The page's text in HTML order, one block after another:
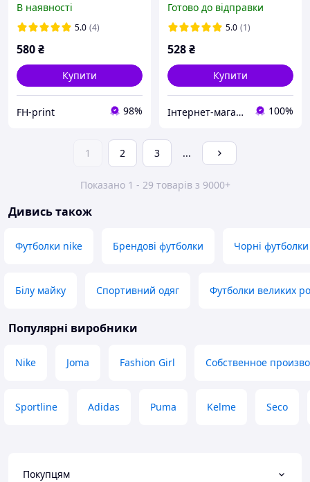
В наявності
5.0 (4)
580₴
Купити
FH-print 98%
Готово до відправки
5.0 (1)
528₴
Купити
Інтернет-магазин VOLIN 100%
1 2 3 ...
Показано 1 - 29 товарів з 9000+
Дивись також
Футболки nike Брендові футболки Чорні футболки
Білу майку Спортивний одяг Футболки великих
Популярні виробники
Nike Joma Fashion Girl Собственное
Sportline Adidas Puma Kelme Seco
Покупцям